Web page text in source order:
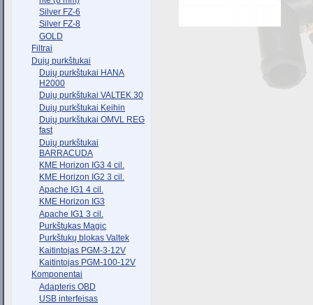
Silver FZ-6
Silver FZ-8
GOLD
Filtrai
Dujų purkštukai
Dujų purkštukai HANA
H2000
Dujų purkštukai VALTEK 30
Dujų purkštukai Keihin
Dujų purkštukai OMVL REG
fast
Dujų purkštukai
BARRACUDA
KME Horizon IG3 4 cil.
KME Horizon IG2 3 cil.
Apache IG1 4 cil.
KME Horizon IG3
Apache IG1 3 cil.
Purkštukas Magic
Purkštukų blokas Valtek
Kaitintojas PGM-3-12V
Kaitintojas PGM-100-12V
Komponentai
Adapteris OBD
USB interfeisas